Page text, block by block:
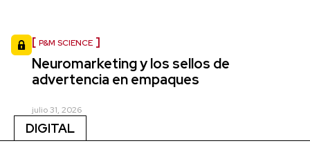
P&M SCIENCE
Neuromarketing y los sellos de
advertencia en empaques
julio 31, 2026
DIGITAL